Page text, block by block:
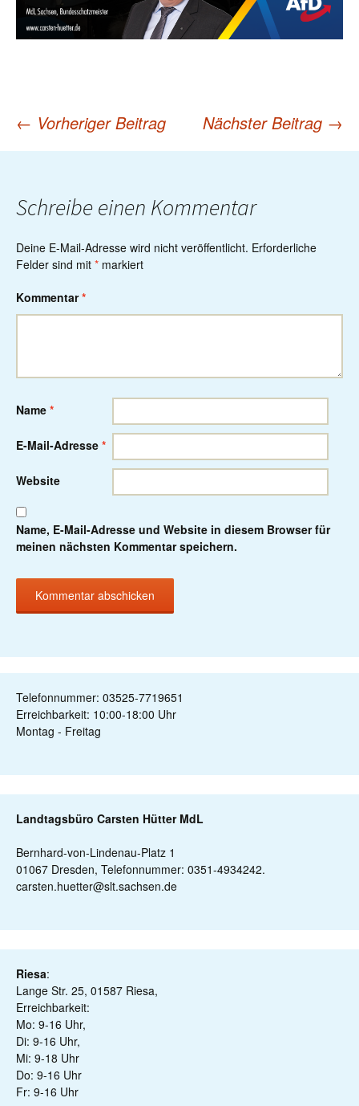
Post
← Vorheriger Beitrag Nächster Beitrag →
Schreibe einen Kommentar
Deine E-Mail-Adresse wird nicht veröffentlicht. Erforderliche
Felder sind mit * markiert
Kommentar*
Name *
E-Mail-Adresse *
Website
Name, E-Mail-Adresse und Website in diesem Browser für
meinen nächsten Kommentar speichern.
Telefonnummer: 03525-7719651
Erreichbarkeit: 10:00-18:00 Uhr
Montag - Freitag
Landtagsbüro Carsten Hütter MdL
Bernhard-von-Lindenau-Platz 1
01067 Dresden, Telefonnummer: 0351-4934242.
carsten.huetter@slt.sachsen.de
Riesa:
Lange Str. 25, 01587 Riesa,
Erreichbarkeit:
Mo: 9-16 Uhr,
Di: 9-16 Uhr,
Mi: 9-18 Uhr
Do: 9-16 Uhr
Fr: 9-16 Uhr